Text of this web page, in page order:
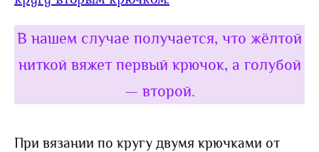
В нашем случае получается, что жёлтой
ниткой вяжет первый крючок, а голубой
— второй.
При вязании по кругу двумя крючками от